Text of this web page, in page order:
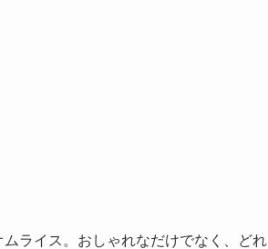
ライス。おしゃれなだけでなく、どれ